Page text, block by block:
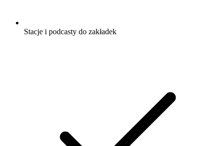
Stacje i podcasty do zakładek